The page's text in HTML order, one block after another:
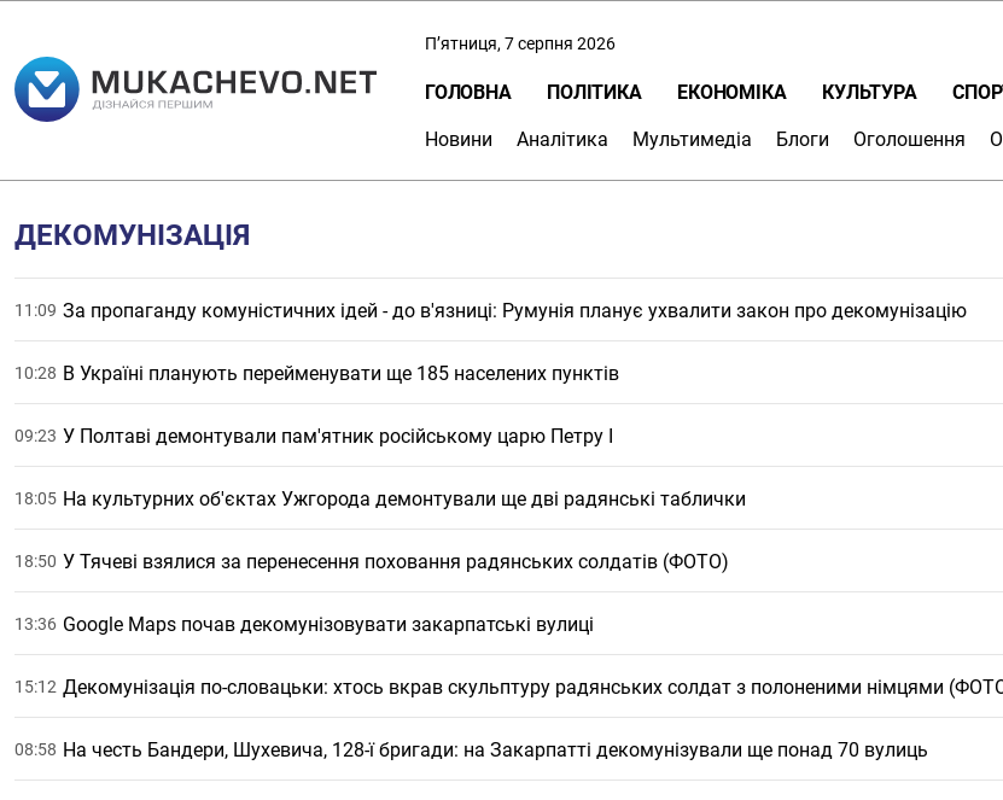
П’ятниця, 7 серпня 2026
ГОЛОВНА ПОЛІТИКА ЕКОНОМІКА КУЛЬТУРА
Новини Аналітика Мультимедіа Блоги Оголошення
ДЕКОМУНІЗАЦІЯ
11:09 За пропаганду комуністичних ідей - до в'язниці: Румунія планує ухвалити закон про декомунізацію
10:28 В Україні планують перейменувати ще 185 населених пунктів
09:23 У Полтаві демонтували пам'ятник російському царю Петру І
18:05 На культурних об'єктах Ужгорода демонтували ще дві радянські таблички
18:50 У Тячеві взялися за перенесення поховання радянських солдатів (ФОТО)
13:36 Google Maps почав декомунізовувати закарпатські вулиці
15:12 Декомунізація по-словацьки: хтось вкрав скульптуру радянських солдат з полоненими німцями
08:58 На честь Бандери, Шухевича, 128-ї бригади: на Закарпатті декомунізували ще понад 70 вулиць